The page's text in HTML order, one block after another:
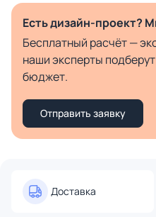
Есть дизайн-проект?
Бесплатный расчёт —
наши эксперты
бюджет.
Отправить заявку
Доставка